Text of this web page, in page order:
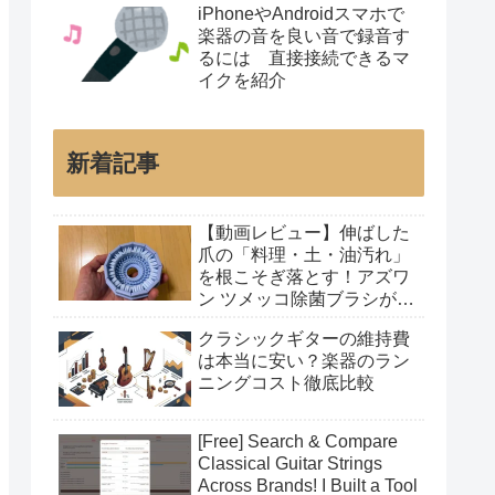
iPhoneやAndroidスマホで
楽器の音を良い音で録音す
るには 直接接続できるマ
イクを紹介
新着記事
【動画レビュー】伸ばした
爪の「料理・土・油汚れ」
を根こそぎ落とす！アズワ
ン ツメッコ除菌ブラシが凄
クラシックギターの維持費
は本当に安い？楽器のラン
ニングコスト徹底比較
[Free] Search & Compare
Classical Guitar Strings
Across Brands! I Built a Tool